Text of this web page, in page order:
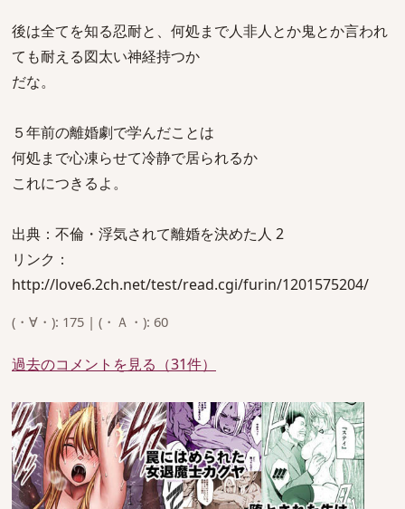
後は全てを知る忍耐と、何処まで人非人とか鬼とか言われ
ても耐える図太い神経持つか
だな。
５年前の離婚劇で学んだことは
何処まで心凍らせて冷静で居られるか
これにつきるよ。
出典：不倫・浮気されて離婚を決めた人 2
リンク：
http://love6.2ch.net/test/read.cgi/furin/1201575204/
(・∀・): 175 | (・Ａ・): 60
過去のコメントを見る（31件）